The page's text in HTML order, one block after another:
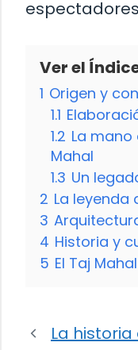
Ver el
1 Origen y
1.1
1.2 La
Mahal
1.3 Un
2 La leyenda
3
4 Historia y
5 El Taj
La